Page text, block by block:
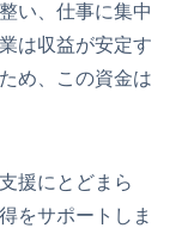
い、仕事に集中
は収益が安定す
め、この資金は
援にとどまら
をサポートしま